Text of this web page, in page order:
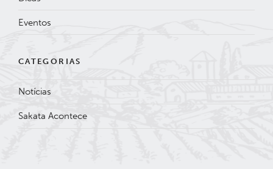
Eventos
CATEGORIAS
Notícias
Sakata Acontece